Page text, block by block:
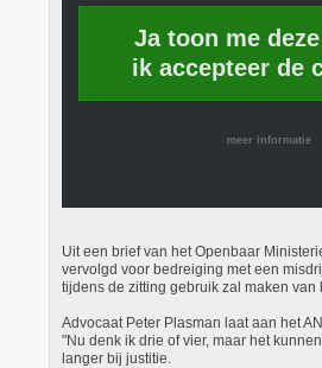
Ja toon me
ik accepteer de
meer informatie
Uit een brief van het Openbaar
vervolgd voor bedreiging met een
tijdens de zitting gebruik zal maken van
Advocaat Peter Plasman laat aan het
"Nu denk ik drie of vier, maar het
langer bij justitie.